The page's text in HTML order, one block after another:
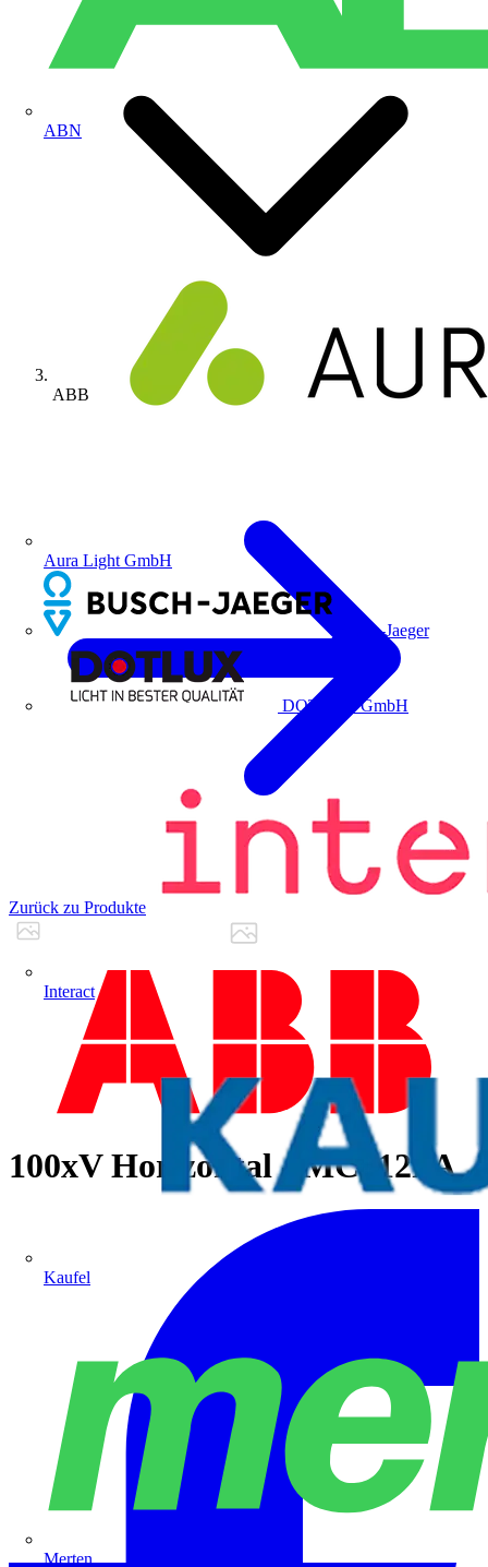
ABN
Aura Light GmbH
Busch-Jaeger
DOTLUX GmbH
Interact
Kaufel
Merten
ABB
Zurück zu Produkte
100xV Horizontal - MC812PA